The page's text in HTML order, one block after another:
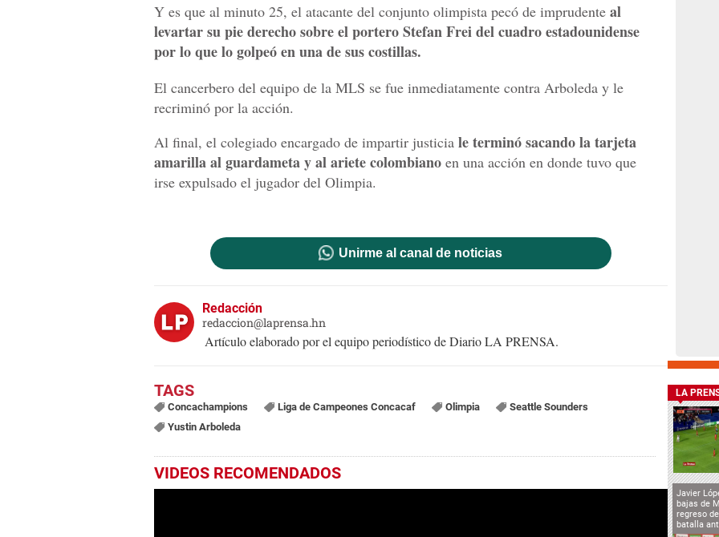
Y es que al minuto 25, el atacante del conjunto olimpista pecó de imprudente al
levartar su pie derecho sobre el portero Stefan Frei del cuadro estadounidense
por lo que lo golpeó en una de sus costillas.
El cancerbero del equipo de la MLS se fue inmediatamente contra Arboleda y le
recriminó por la acción.
Al final, el colegiado encargado de impartir justicia le terminó sacando la tarjeta
amarilla al guardameta y al ariete colombiano en una acción en donde tuvo que
irse expulsado el jugador del Olimpia.
Unirme al canal de noticias
Redacción
redaccion@laprensa.hn
Artículo elaborado por el equipo periodístico de Diario LA PRENSA.
Concachampions Liga de Campeones Concacaf Olimpia
Seattle Sounders
Yustin Arboleda
VIDEOS RECOMENDADOS
LA
Javier
bajas de
regreso
batalla